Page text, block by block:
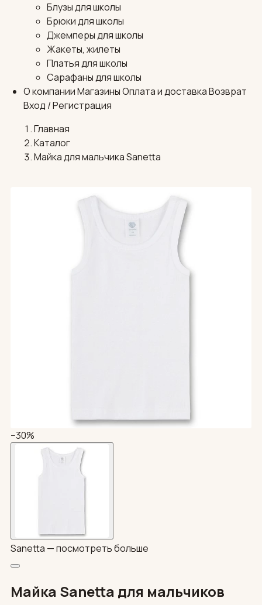
Блузы для школы
Брюки для школы
Джемперы для школы
Жакеты, жилеты
Платья для школы
Сарафаны для школы
О компанииМагазиныОплата и доставкаВозврат
Вход / Регистрация
Главная
Каталог
Майка для мальчика Sanetta
−30%
Sanetta —посмотреть больше
Майка Sanetta для мальчиков